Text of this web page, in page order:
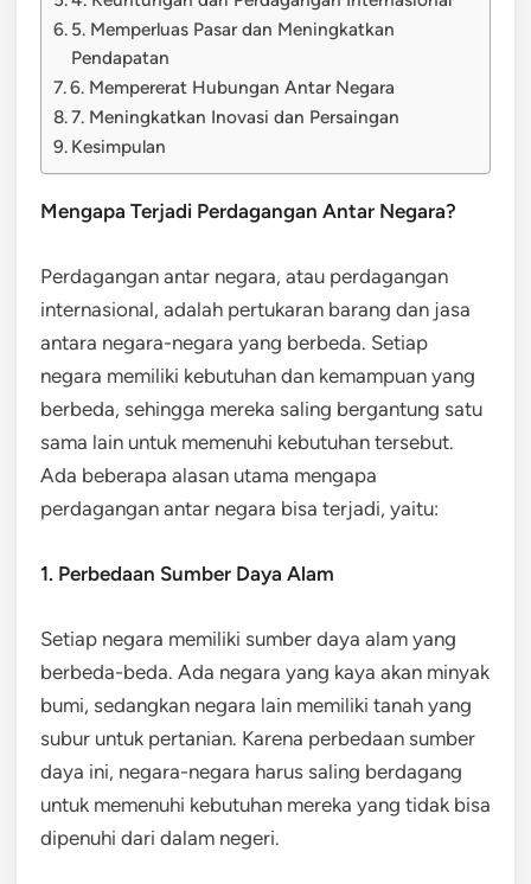
5. Memperluas Pasar dan Meningkatkan
Pendapatan
6. Mempererat Hubungan Antar Negara
7. Meningkatkan Inovasi dan Persaingan
Kesimpulan
Mengapa Terjadi Perdagangan Antar Negara?
Perdagangan antar negara, atau perdagangan
internasional, adalah pertukaran barang dan jasa
antara negara-negara yang berbeda. Setiap
negara memiliki kebutuhan dan kemampuan yang
berbeda, sehingga mereka saling bergantung satu
sama lain untuk memenuhi kebutuhan tersebut.
Ada beberapa alasan utama mengapa
perdagangan antar negara bisa terjadi, yaitu:
1. Perbedaan Sumber Daya Alam
Setiap negara memiliki sumber daya alam yang
berbeda-beda. Ada negara yang kaya akan minyak
bumi, sedangkan negara lain memiliki tanah yang
subur untuk pertanian. Karena perbedaan sumber
daya ini, negara-negara harus saling berdagang
untuk memenuhi kebutuhan mereka yang tidak bisa
dipenuhi dari dalam negeri.